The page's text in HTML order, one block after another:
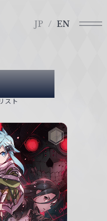
JP EN
List
スト